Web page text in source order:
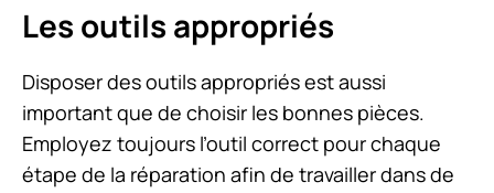
Les outils appropriés
Disposer des outils appropriés est aussi
important que de choisir les bonnes pièces.
Employez toujours l’outil correct pour chaque
étape de la réparation afin de travailler dans de